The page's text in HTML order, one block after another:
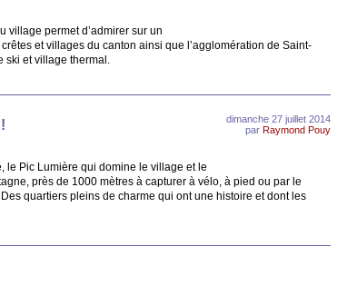
village permet d’admirer sur un
et villages du canton ainsi que l’agglomération de Saint-
ski et village thermal.
dimanche 27 juillet 2014
par Raymond Pouy
le Pic Lumière qui domine le village et le
près de 1000 mètres à capturer à vélo, à pied ou par le
quartiers pleins de charme qui ont une histoire et dont les